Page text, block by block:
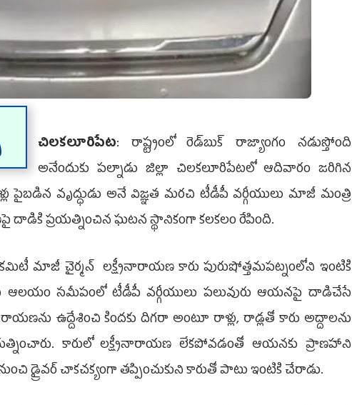
చిలకలూరిపేట: రాష్ట్రంలో రెడ్‌బుక్‌ రా­జ్యాంగం నడుస్తోంది
అనేందుకు పల్నా­డు జిల్లా చిలకలూరిపేటలో ఆదివారం జరిగిన
పైబడిన వృద్ధుడు అనే విజ్ఞత మరచి టీడీపీ వర్గీయులు మాజీ మంత్రి
దాడికి ప్రయత్నించిన ఘటన స్థానికంగా కలకలం రేపింది.
మాజీ చైర్మన్‌ లక్ష్మీనారాయణ కారు పురుషోత్తమపట్నంలోని ఇంటికి
ఆలయం సమీపంలో టీడీపీ వర్గీయులు పలువురు ఆయనపై దాడిచేసే
ఉద్దేశించి కిందకు దిగరా అంటూ రాళ్లు, రాడ్లతో కారు అద్దాలను
కారులో లక్ష్మీనారాయణ లేకపోవడంతో ఆయనకు ప్రాణహాని
డ్రైవర్‌ చాకచక్యంగా తప్పించుకుని కారుతో పాటు ఇంటికి చేరాడు.